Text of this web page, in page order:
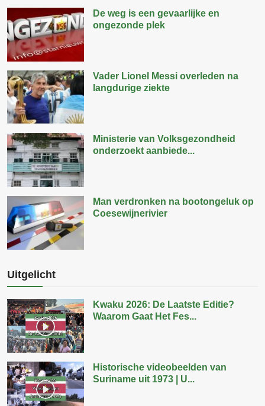
De weg is een gevaarlijke en
ongezonde plek
Vader Lionel Messi overleden na
langdurige ziekte
Ministerie van Volksgezondheid
onderzoekt aanbiede...
Man verdronken na bootongeluk op
Coesewijnerivier
Uitgelicht
Kwaku 2026: De Laatste Editie?
Waarom Gaat Het Fes...
Historische videobeelden van
Suriname uit 1973 | U...